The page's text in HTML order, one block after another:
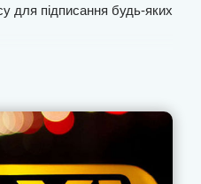
для підписання будь-яких
замовлень, процес
спрощений.
та без затримок, ми не
та «бонусів» (це